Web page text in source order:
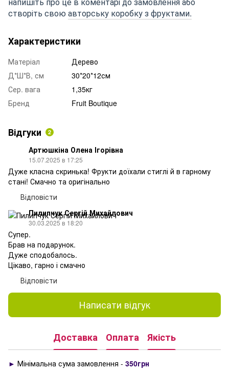
створіть своюавторську коробку з фруктами.
Характеристики
Матеріал
Дерево
Д*Ш*В, см
30*20*12см
Сер. вага
1,35кг
Бренд
Fruit Boutique
Відгуки 2
Артюшкіна Олена Ігорівна
15.07.2025 в 17:25
Дуже класна скринька! Фрукти доїхали стиглі й в гарному
стані! Смачно та оригінально
Відповісти
Пилипчук Сергій Михайлович
30.03.2025 в 18:20
Супер.
Брав на подарунок.
Дуже сподобалось.
Цікаво, гарно і смачно
Відповісти
Написати відгук
Доставка Оплата Якість
► Мінімальна сума замовлення - 350грн